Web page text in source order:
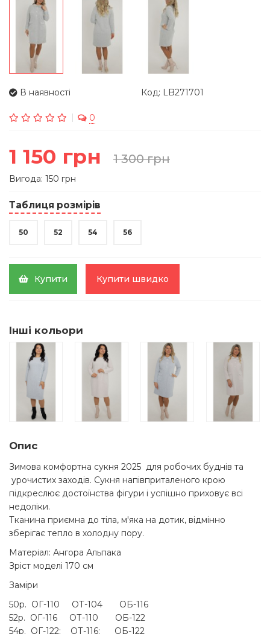
В наявності Код: LB271701
0
1 150 грн 1 300 грн
Вигода: 150 грн
Таблиця розмірів
50 52 54 56
Купити Купити швидко
Інші кольори
Опис
Зимова комфортна сукня 2025 для робочих буднів та
урочистих заходів. Сукня напівприталеного крою
підкреслює достоїнства фігури і успішно приховує всі
недоліки.
Тканина приємна до тіла, м'яка на дотик, відмінно
зберігає тепло в холодну пору.
Матеріал: Ангора Альпака
Зріст моделі 170 см
Заміри
50р. ОГ-110 ОТ-104 ОБ-116
52р. ОГ-116 ОТ-110 ОБ-122
54р. ОГ-122; ОТ-116: ОБ-122